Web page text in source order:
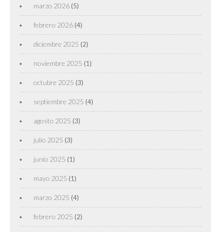
marzo 2026 (5)
febrero 2026 (4)
diciembre 2025 (2)
noviembre 2025 (1)
octubre 2025 (3)
septiembre 2025 (4)
agosto 2025 (3)
julio 2025 (3)
junio 2025 (1)
mayo 2025 (1)
marzo 2025 (4)
febrero 2025 (2)